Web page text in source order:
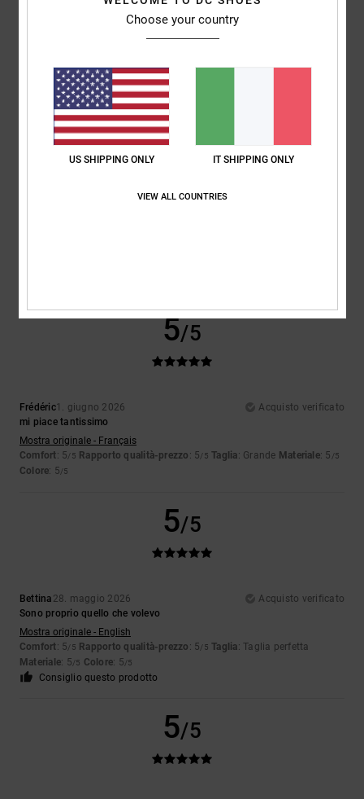
Consiglio questo prodotto
5
5/5
Frédéric1. giugno 2026
Acquisto verificato
mi piace tantissimo
Mostra originale - Français
Comfort: 5/5 Rapporto qualità-prezzo : 5/5 Taglia: Grande Materiale: 5 /5
Colore: 5/5
5/5
Bettina 28. maggio 2026
Acquisto verificato
Sono proprio quello che volevo
Mostra originale - English
Comfort: 5/5 Rapporto qualità-prezzo : 5/5 Taglia: Taglia perfetta
Materiale: 5/5 Colore: 5/5
Consiglio questo prodotto
5/5
Choose your country
US SHIPPING ONLY IT SHIPPING ONLY
VIEW ALL COUNTRIES